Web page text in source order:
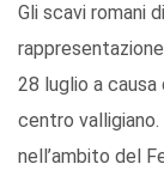
Gli scavi romani
28 luglio a
centro
nell’ambito del